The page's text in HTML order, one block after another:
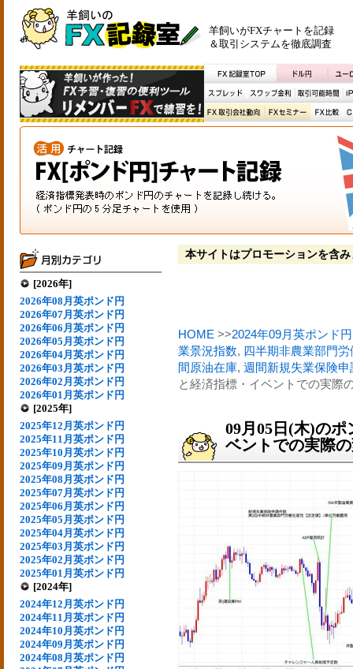
羊飼いがFXチャートを記録
＆取引システムを徹底調査
[2026年]
2026年08月英ポンド円
2026年07月英ポンド円
2026年06月英ポンド円
2026年05月英ポンド円
2026年04月英ポンド円
2026年03月英ポンド円
2026年02月英ポンド円
2026年01月英ポンド円
[2025年]
2025年12月英ポンド円
2025年11月英ポンド円
2025年10月英ポンド円
2025年09月英ポンド円
2025年08月英ポンド円
2025年07月英ポンド円
2025年06月英ポンド円
2025年05月英ポンド円
2025年04月英ポンド円
2025年03月英ポンド円
2025年02月英ポンド円
2025年01月英ポンド円
[2024年]
2024年12月英ポンド円
2024年11月英ポンド円
2024年10月英ポンド円
2024年09月英ポンド円
2024年08月英ポンド円
本サイトはプロモーションを含み
HOME >>2024年09月英ポンド円
業景況指数, 四半期非農業部門
間原油在庫, 週間新規失業保険申
と経済指標・イベントでの実際
09月05日(木)の
ベントでの実際